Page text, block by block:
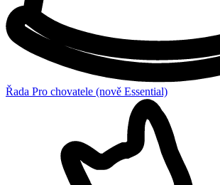
Řada Pro chovatele (nově Essential)